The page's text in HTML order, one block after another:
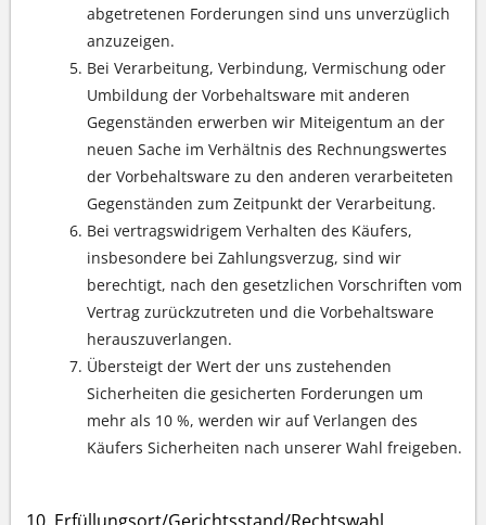
abgetretenen Forderungen sind uns unverzüglich
anzuzeigen.
Bei Verarbeitung, Verbindung, Vermischung oder
Umbildung der Vorbehaltsware mit anderen
Gegenständen erwerben wir Miteigentum an der
neuen Sache im Verhältnis des Rechnungswertes
der Vorbehaltsware zu den anderen verarbeiteten
Gegenständen zum Zeitpunkt der Verarbeitung.
Bei vertragswidrigem Verhalten des Käufers,
insbesondere bei Zahlungsverzug, sind wir
berechtigt, nach den gesetzlichen Vorschriften vom
Vertrag zurückzutreten und die Vorbehaltsware
herauszuverlangen.
Übersteigt der Wert der uns zustehenden
Sicherheiten die gesicherten Forderungen um
mehr als 10 %, werden wir auf Verlangen des
Käufers Sicherheiten nach unserer Wahl freigeben.
Erfüllungsort/Gerichtsstand/Rechtswahl